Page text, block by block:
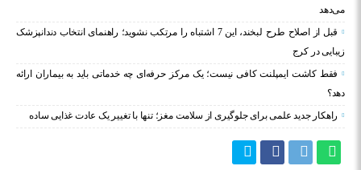
می‌دهد
قبل از اصلاح طرح لبخند، این 7 اشتباه را مرتکب نشوید؛ راهنمای انتخاب دندانپزشک
زیبایی در کرج
فقط کاشت ایمپلنت کافی نیست؛ یک مرکز حرفه‌ای چه خدماتی باید به بیماران ارائه
دهد؟
راهکار جدید علمی برای جلوگیری از سلامت مغز؛ تنها با تغییر یک عادت غذایی ساده